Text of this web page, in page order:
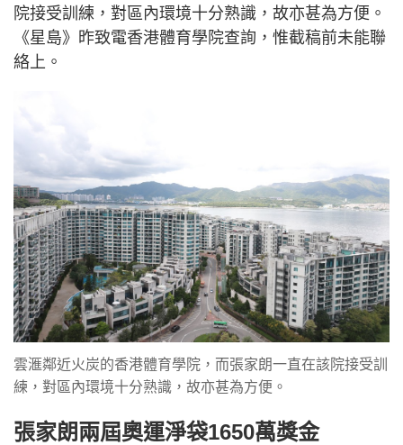
院接受訓練，對區內環境十分熟識，故亦甚為方便。
《星島》昨致電香港體育學院查詢，惟截稿前未能聯
絡上。
雲滙鄰近火炭的香港體育學院，而張家朗一直在該院接受訓
練，對區內環境十分熟識，故亦甚為方便。
張家朗兩屆奧運淨袋1650萬獎金